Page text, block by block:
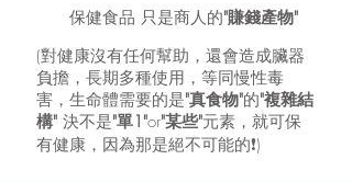
保健食品 只是商人的"賺錢產物"
(對健康沒有任何幫助，還會造成臟器
負擔，長期多種使用，等同慢性毒
害， 生命體需要的是"真食物"的"複雜結
構" 決不是"單1"or"某些"元素，就可保
有健康，因為那是絕不可能的❗️)